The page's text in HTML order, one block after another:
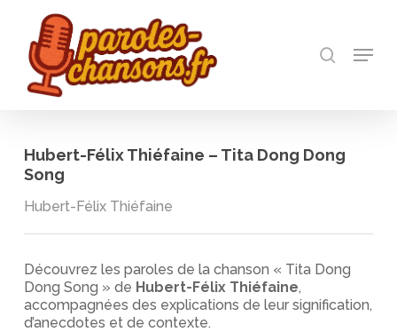
main
content
Menu
Hubert-Félix Thiéfaine – Tita Dong Dong
Song
Hubert-Félix Thiéfaine
Découvrez les paroles de la chanson « Tita Dong
Dong Song » de Hubert-Félix Thiéfaine,
accompagnées des explications de leur signification,
d’anecdotes et de contexte.
Close